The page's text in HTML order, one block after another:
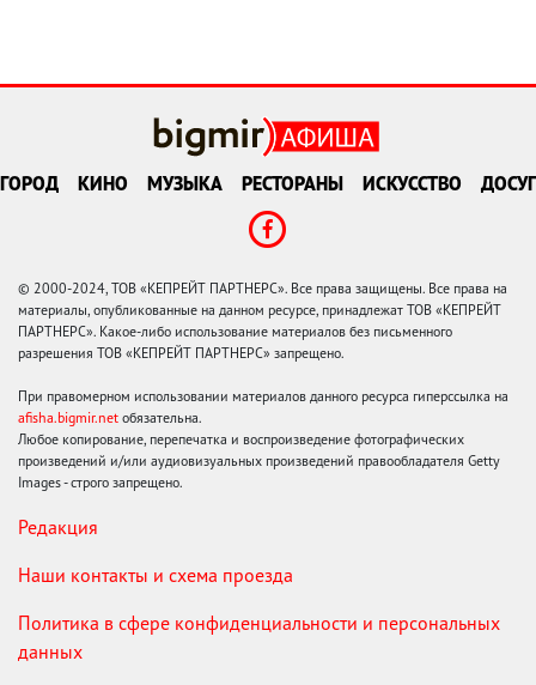
ГОРОД КИНО МУЗЫКА РЕСТОРАНЫ ИСКУССТВО ДОСУГ
© 2000-2024, ТОВ «КЕПРЕЙТ ПАРТНЕРС». Все права защищены. Все права на
материалы, опубликованные на данном ресурсе, принадлежат ТОВ «КЕПРЕЙТ
ПАРТНЕРС». Какое-либо использование материалов без письменного
разрешения ТОВ «КЕПРЕЙТ ПАРТНЕРС» запрещено.
При правомерном использовании материалов данного ресурса гиперссылка на
afisha.bigmir.net обязательна.
Любое копирование, перепечатка и воспроизведение фотографических
произведений и/или аудиовизуальных произведений правообладателя Getty
Images - строго запрещено.
Редакция
Наши контакты и схема проезда
Политика в сфере конфиденциальности и персональных
данных